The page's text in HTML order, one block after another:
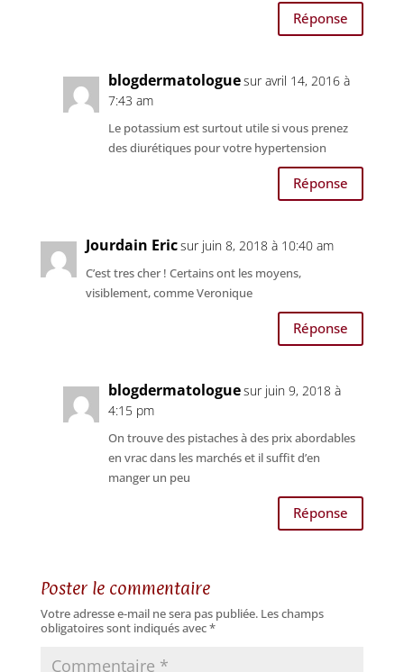
Réponse
blogdermatologuesur avril 14, 2016 à
7:43 am
Le potassium est surtout utile si vous prenez
des diurétiques pour votre hypertension
Réponse
Jourdain Ericsur juin 8, 2018 à 10:40 am
C’est tres cher ! Certains ont les moyens,
visiblement, comme Veronique
Réponse
blogdermatologuesur juin 9, 2018 à
4:15 pm
On trouve des pistaches à des prix abordables
en vrac dans les marchés et il suffit d’en
manger un peu
Réponse
Poster le commentaire
Votre adresse e-mail ne sera pas publiée. Les champs
obligatoires sont indiqués avec*